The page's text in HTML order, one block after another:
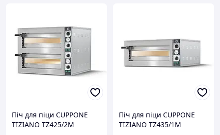
Піч для піци CUPPONE
TIZIANO TZ425/2M
Піч для піци CUPPONE
TIZIANO TZ435/1M